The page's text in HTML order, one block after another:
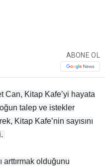
ABONE OL
Can, Kitap Kafe’yi hayata
talep ve istekler
Kitap Kafe’nin sayısını
arttırmak olduğunu